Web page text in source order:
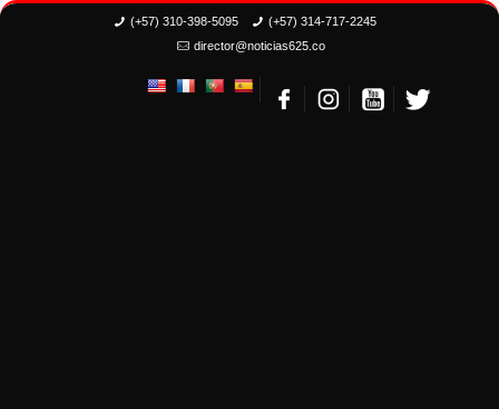
(+57) 310-398-5095
(+57) 314-717-2245
director@noticias625.co